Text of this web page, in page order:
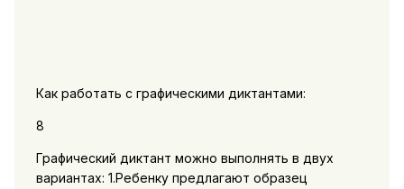
Как работать с графическими диктантами:
8
Графический диктант можно выполнять в двух
вариантах: 1.Ребенку предлагают образец